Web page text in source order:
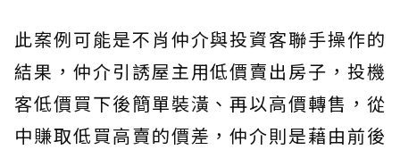
此案例可能是不肖仲介與投資客聯手操作的
結果，仲介引誘屋主用低價賣出房子，投機
客低價買下後簡單裝潢、再以高價轉售，從
中賺取低買高賣的價差，仲介則是藉由前後